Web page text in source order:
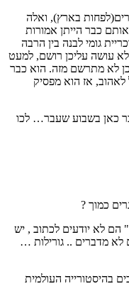
בארץ), ואלה
כבר הייתן אמורות
גומי לבנה בין הרבה
עושה עליכן רושם, למעט
לא מתרשם מזה. הוא כבר
אז הוא מפסיק
כאן בשבוע שעבר… לכו
כמוך ?
לא יודעים לכתוב , יש
מדברים .. גורילות …
בהיסטורייה העולמית